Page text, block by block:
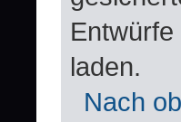
laden.
Nach